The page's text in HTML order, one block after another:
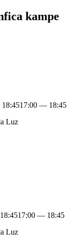
kampe
17:00 — 18:45
Luz
17:00 — 18:45
Luz